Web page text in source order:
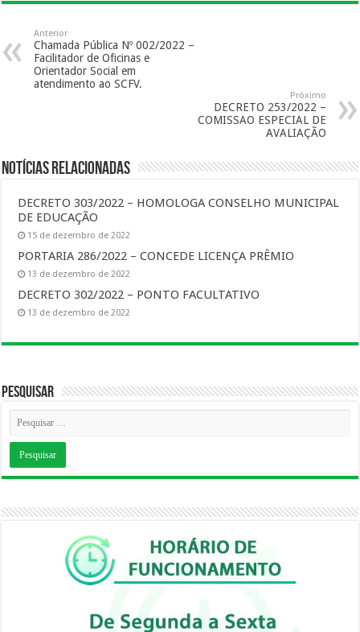
Anterior
Chamada Pública Nº 002/2022 –
Facilitador de Oficinas e
Orientador Social em
atendimento ao SCFV.
Próximo
DECRETO 253/2022 –
COMISSAO ESPECIAL DE
AVALIAÇÃO
Notícias Relacionadas
DECRETO 303/2022 – HOMOLOGA CONSELHO MUNICIPAL
DE EDUCAÇÃO
15 de dezembro de 2022
PORTARIA 286/2022 – CONCEDE LICENÇA PRÊMIO
13 de dezembro de 2022
DECRETO 302/2022 – PONTO FACULTATIVO
13 de dezembro de 2022
Pesquisar